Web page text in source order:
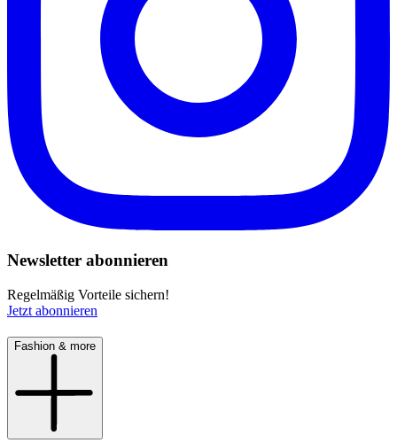
Newsletter abonnieren
Regelmäßig Vorteile sichern!
Jetzt abonnieren
Fashion & more